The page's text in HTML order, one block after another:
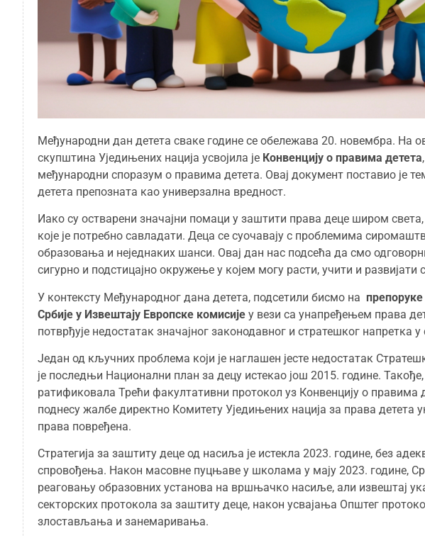
Међународни дан детета сваке године се обележава 20. новембра. На
скупштина Уједињених нација усвојила је Конвенцију о правима детета
међународни споразум о правима детета. Овај документ поставио је
детета препозната као универзална вредност.
Иако су остварени значајни помаци у заштити права деце широм
које је потребно савладати. Деца се суочавају с проблемима
образовања и неједнаких шанси. Овај дан нас подсећа да смо
сигурно и подстицајно окружење у којем могу расти, учити и развијати
У контексту Међународног дана детета, подсетили бисмо на п
Србије у Извештају Европске комисије у вези са унапређењем права
потврђује недостатак значајног законодавног и стратешког напретка
Један од кључних проблема који је наглашен јесте недостатак
је последњи Национални план за децу истекао још 2015. године. Такође,
ратификовала Трећи факултативни протокол уз Конвенцију о правима
поднесу жалбе директно Комитету Уједињених нација за права детета
права повређена.
Стратегија за заштиту деце од насиља је истекла 2023. године, без
спровођења. Након масовне пуцњаве у школама у мају 2023. године,
реаговању образовних установа на вршњачко насиље, али извештај
секторских протокола за заштиту деце, након усвајања Општег
злостављања и занемаривања.